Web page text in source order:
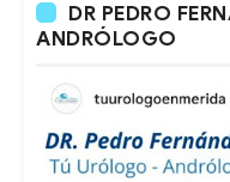
DR PEDRO
ANDRÓLOGO